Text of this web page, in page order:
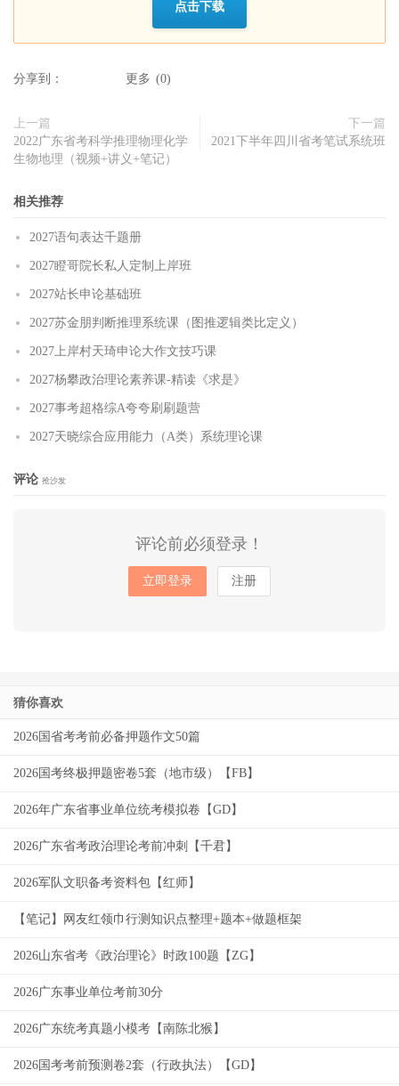
点击下载
分享到： 更多 (0)
上一篇
2022广东省考科学推理物理化学
生物地理（视频+讲义+笔记）
下一篇
2021下半年四川省考笔试系统班
相关推荐
2027语句表达千题册
2027瞪哥院长私人定制上岸班
2027站长申论基础班
2027苏金朋判断推理系统课（图推逻辑类比定义）
2027上岸村天琦申论大作文技巧课
2027杨攀政治理论素养课-精读《求是》
2027事考超格综A夸夸刷刷题营
2027天晓综合应用能力（A类）系统理论课
评论 抢沙发
评论前必须登录！
立即登录 注册
猜你喜欢
2026国省考考前必备押题作文50篇
2026国考终极押题密卷5套（地市级）【FB】
2026年广东省事业单位统考模拟卷【GD】
2026广东省考政治理论考前冲刺【千君】
2026军队文职备考资料包【红师】
【笔记】网友红领巾行测知识点整理+题本+做题框架
2026山东省考《政治理论》时政100题【ZG】
2026广东事业单位考前30分
2026广东统考真题小模考【南陈北猴】
2026国考考前预测卷2套（行政执法）【GD】